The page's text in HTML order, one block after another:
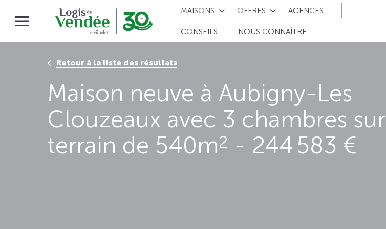
MAISONS OFFRES AGENCES
CONSEILS NOUS CONNAÎTRE
Retour à la liste des résultats
Maison neuve à Aubigny-Les
Clouzeaux avec 3 chambres sur
terrain de 540m2 - 244 583 €